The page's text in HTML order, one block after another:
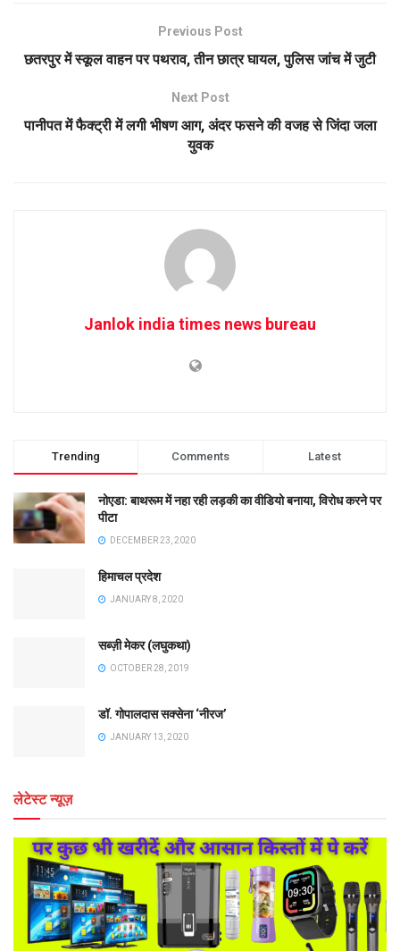
Previous Post
छतरपुर में स्कूल वाहन पर पथराव, तीन छात्र घायल, पुलिस जांच में जुटी
Next Post
पानीपत में फैक्ट्री में लगी भीषण आग, अंदर फसने की वजह से जिंदा जला
युवक
Janlok india times news bureau
Trending Comments Latest
नोएडा: बाथरूम में नहा रही लड़की का वीडियो बनाया, विरोध करने पर
पीटा
DECEMBER 23, 2020
हिमाचल प्रदेश
JANUARY 8, 2020
सब्ज़ी मेकर (लघुकथा)
OCTOBER 28, 2019
डॉ. गोपालदास सक्सेना ‘नीरज’
JANUARY 13, 2020
लेटेस्ट न्यूज़